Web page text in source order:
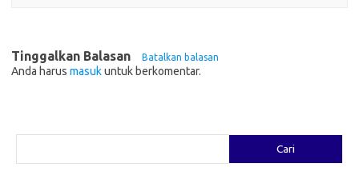
Tinggalkan Balasan Batalkan balasan
Anda harus masukuntuk berkomentar.
Cari